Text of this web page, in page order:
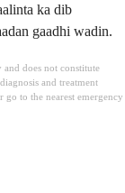
ka dib
gaadhi wadin.
does not constitute
and treatment
to the nearest emergency